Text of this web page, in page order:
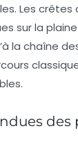
Les
sur la
la chaîne
des